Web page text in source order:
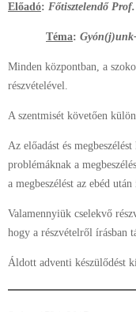
Előadó: Főtisztelendő
Téma:
Minden központban, a
részvételével.
A szentmisét követően
Az előadást és
problémáknak a
a megbeszélést az ebéd után
Valamennyiük cselekvő
hogy a részvételről írásban
Áldott adventi készülődést